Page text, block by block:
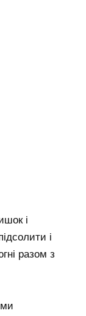
і
і
разом з